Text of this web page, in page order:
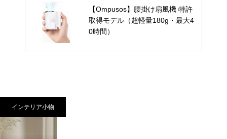
【Ompusos】腰掛け扇風機 特許
取得モデル（超軽量180g・最大4
0時間）
インテリア小物